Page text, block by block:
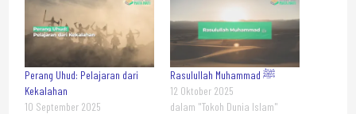
Perang Uhud: Pelajaran dari
Kekalahan
10 September 2025
Rasulullah Muhammad ﷺ
12 Oktober 2025
dalam "Tokoh Dunia Islam"